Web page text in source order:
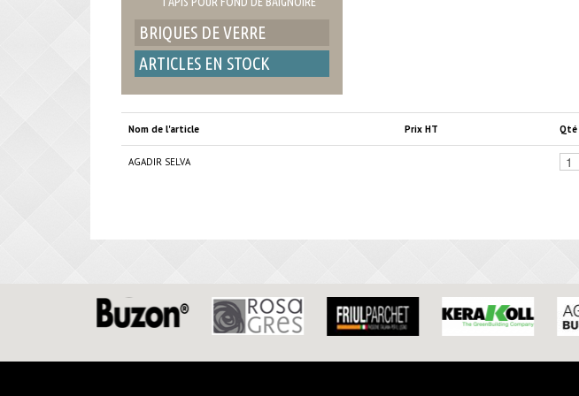
BRIQUES DE VERRE
ARTICLES EN STOCK
Nom de l'article Prix HT Qté
AGADIR SELVA